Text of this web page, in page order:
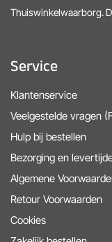
Thuiswinkelwaarborg.
Service
Klantenservice
Veelgestelde vragen
Hulp bij bestellen
Bezorging en
Algemene
Retour Voorwaarden
Cookies